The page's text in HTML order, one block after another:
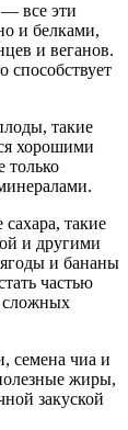
— все эти
и белками,
и веганов.
способствует
такие
хорошими
только
такие
и другими
и бананы
частью
сложных
семена чиа и
жиры,
закуской